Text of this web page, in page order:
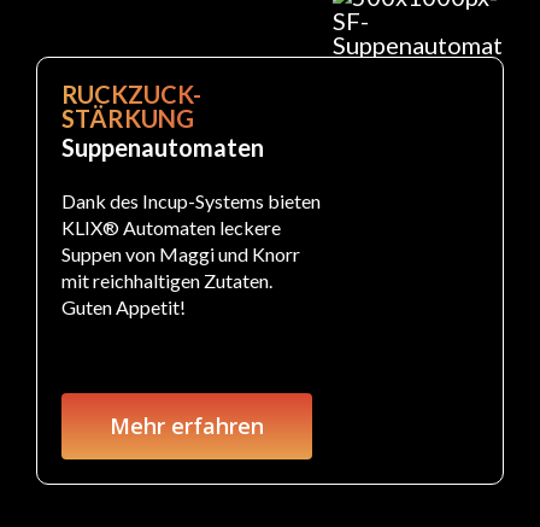
RUCKZUCK-
STÄRKUNG
Suppenautomaten
Dank des Incup-Systems bieten
KLIX® Automaten leckere
Suppen von Maggi und Knorr
mit reichhaltigen Zutaten.
Guten Appetit!
Mehr erfahren